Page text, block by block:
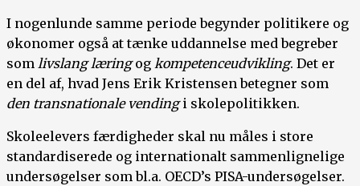
I nogenlunde samme periode begynder politikere og
økonomer også at tænke uddannelse med begreber
som livslang læringog kompetenceudvikling. Det er
en del af, hvad Jens Erik Kristensen betegner som
den transnationale vendingi skolepolitikken.
Skoleelevers færdigheder skal nu måles i store
standardiserede og internationalt sammenlignelige
undersøgelser som bl.a. OECD’s PISA-undersøgelser.